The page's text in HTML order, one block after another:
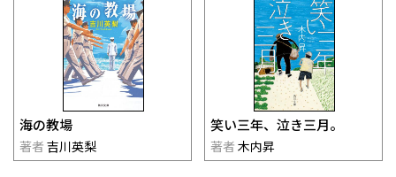
海の教場
著者 吉川英梨
笑い三年、泣き三月。
著者 木内昇